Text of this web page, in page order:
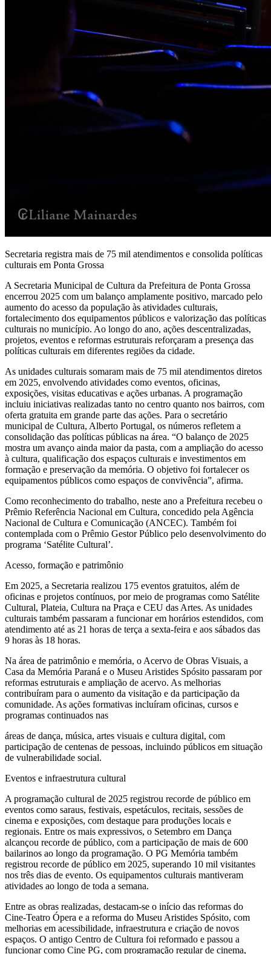
Secretaria registra mais de 75 mil atendimentos e consolida políticas
culturais em Ponta Grossa
A Secretaria Municipal de Cultura da Prefeitura de Ponta Grossa
encerrou 2025 com um balanço amplamente positivo, marcado pelo
aumento do acesso da população às atividades culturais,
fortalecimento dos equipamentos públicos e valorização das políticas
culturais no município. Ao longo do ano, ações descentralizadas,
projetos, eventos e reformas estruturais reforçaram a presença das
políticas culturais em diferentes regiões da cidade.
As unidades culturais somaram mais de 75 mil atendimentos diretos
em 2025, envolvendo atividades como eventos, oficinas,
exposições, visitas educativas e ações urbanas. A programação
incluiu iniciativas realizadas tanto no centro quanto nos bairros, com
oferta gratuita em grande parte das ações. Para o secretário
municipal de Cultura, Alberto Portugal, os números refletem a
consolidação das políticas públicas na área. “O balanço de 2025
mostra um avanço ainda maior da pasta, com a ampliação do acesso
à cultura, qualificação dos espaços culturais e investimentos em
formação e preservação da memória. O objetivo foi fortalecer os
equipamentos públicos como espaços de convivência”, afirma.
Como reconhecimento do trabalho, neste ano a Prefeitura recebeu o
Prêmio Referência Nacional em Cultura, concedido pela Agência
Nacional de Cultura e Comunicação (ANCEC). Também foi
contemplada com o Prêmio Gestor Público pelo desenvolvimento do
programa ‘Satélite Cultural’.
Acesso, formação e patrimônio
Em 2025, a Secretaria realizou 175 eventos gratuitos, além de
oficinas e projetos contínuos, por meio de programas como Satélite
Cultural, Plateia, Cultura na Praça e CEU das Artes. As unidades
culturais também passaram a funcionar em horários estendidos, com
atendimento até as 21 horas de terça a sexta-feira e aos sábados das
9 horas às 18 horas.
Na área de patrimônio e memória, o Acervo de Obras Visuais, a
Casa da Memória Paraná e o Museu Aristides Spósito passaram por
reformas estruturais e ampliação de acervo. As melhorias
contribuíram para o aumento da visitação e da participação da
comunidade. As ações formativas incluíram oficinas, cursos e
programas continuados nas
áreas de dança, música, artes visuais e cultura digital, com
participação de centenas de pessoas, incluindo públicos em situação
de vulnerabilidade social.
Eventos e infraestrutura cultural
A programação cultural de 2025 registrou recorde de público em
eventos como saraus, festivais, espetáculos, recitais, sessões de
cinema e exposições, com destaque para produções locais e
regionais. Entre os mais expressivos, o Setembro em Dança
alcançou recorde de público, com a participação de mais de 600
bailarinos ao longo da programação. O PG Memória também
registrou recorde de público em 2025, superando 10 mil visitantes
nos três dias de evento. Os equipamentos culturais mantiveram
atividades ao longo de toda a semana.
Entre as obras realizadas, destacam-se o início das reformas do
Cine-Teatro Ópera e a reforma do Museu Aristides Spósito, com
melhorias em acessibilidade, infraestrutura e criação de novos
espaços. O antigo Centro de Cultura foi reformado e passou a
funcionar como Cine PG, com programação regular de cinema,